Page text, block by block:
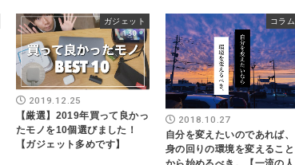
ガジェット
2019.12.25
【厳選】2019年買って良かっ
たモノを10個選びました！
【ガジェット多めです】
コラム
2018.10.27
自分を変えたいのであれば、
身の回りの環境を変えること